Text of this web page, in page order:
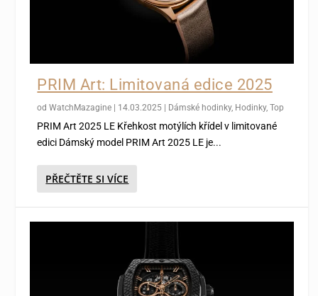
PRIM Art: Limitovaná edice 2025
odWatchMazagine 14.03.2025 Dámské hodinky, Hodinky,Top
PRIM Art 2025 LE Křehkost motýlích křídel v limitované
edici Dámský model PRIM Art 2025 LE je...
PŘEČTĚTE SI VÍCE